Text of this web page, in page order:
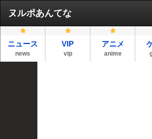
ヌルポあんてな
ニュース
news
VIP
vip
アニメ
anime